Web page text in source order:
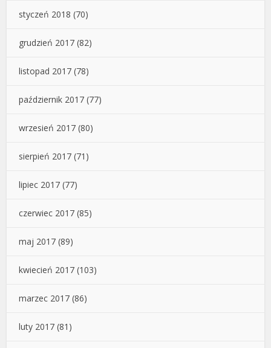
styczeń 2018 (70)
grudzień 2017 (82)
listopad 2017 (78)
październik 2017 (77)
wrzesień 2017 (80)
sierpień 2017 (71)
lipiec 2017 (77)
czerwiec 2017 (85)
maj 2017 (89)
kwiecień 2017 (103)
marzec 2017 (86)
luty 2017 (81)